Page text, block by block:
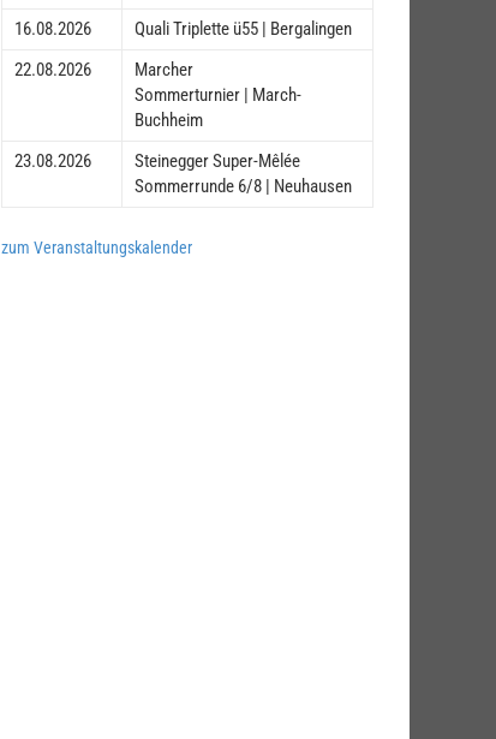
16.08.2026
Quali Triplette ü55 | Bergalingen
22.08.2026
Marcher
Sommerturnier | March-
Buchheim
23.08.2026
Steinegger Super-Mêlée
Sommerrunde 6/8 | Neuhausen
zum Veranstaltungskalender